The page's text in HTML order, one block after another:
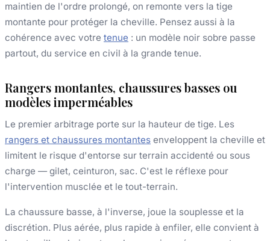
maintien de l'ordre prolongé, on remonte vers la tige
montante pour protéger la cheville. Pensez aussi à la
cohérence avec votre tenue : un modèle noir sobre passe
partout, du service en civil à la grande tenue.
Rangers montantes, chaussures basses ou
modèles imperméables
Le premier arbitrage porte sur la hauteur de tige. Les
rangers et chaussures montantes enveloppent la cheville et
limitent le risque d'entorse sur terrain accidenté ou sous
charge — gilet, ceinturon, sac. C'est le réflexe pour
l'intervention musclée et le tout-terrain.
La chaussure basse, à l'inverse, joue la souplesse et la
discrétion. Plus aérée, plus rapide à enfiler, elle convient à